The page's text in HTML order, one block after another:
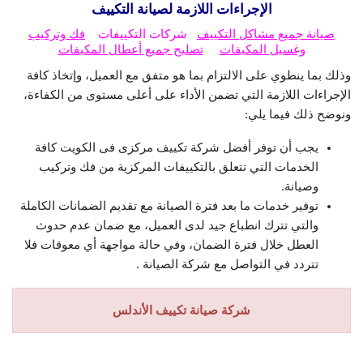
الإجراءات اللازمة لصيانة التكييف
صيانة جميع مشاكل التكييف شركات التكييفات
فك وتركيب
وغسيل المكيفات
تصليح جميع أعطال المكيفات
وذلك بما ينطوي على الالتزام بما هو متفق مع العميل، وإتخاذ كافة
الإجراءات اللازمة التي تضمن الأداء على أعلى مستوى من الكفاءة،
ونوضح ذلك فيما يلي:
يجب أن توفر أفضل شركة تكييف مركزى فى الكويت كافة
الخدمات التي تتعلق بالتكييفات المركزية من فك وتركيب
وصيانة.
توفير خدمات ما بعد فترة الصيانة مع تقديم الضمانات الكاملة
والتي تترك انطباع جيد لدى العميل، مع ضمان عدم حدوث
العطل خلال فترة الضمان، وفي حالة مواجهة أي معوقات فلا
تتردد في التواصل مع شركة الصيانة .
شركة صيانة تكييف الأندلس